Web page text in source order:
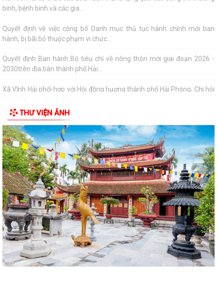
2030trên địa bàn thành phố Hải...
đồng hương Vĩnh Bảo tại thành...
Quyết định về việc công bố thủ tục hành chính đặc thù mới ban hành
lĩnh vực đất đai thuộc phạm vi...
79 năm Ngày Thương binh - Liệt...
Ban chỉ huy quân sự xã Vĩnh Hải tổ chức Hội nghị công bố, trao quyết
định miễn nhiệm, bổ nhiệm Thôn...
Nghị quyết Quy định nội dung chi, mức chi kinh phí bảo đảm cho công
tác xây dựng văn bản quy phạm...
KỲ HỌP THỨ 3 HĐND XÃ VĨNH HẢI KHÓA II, NHIỆM KỲ 2026 - 2031
THÀNH CÔNG TỐT ĐẸP
Công bố danh mục TTHC thuộc lĩnh vực quản lý Sở y tế
Thông báo về việc tiếp công dân; đảm bảo an ninh trật tự phục vụ kỳ
họp thường lệ giữa năm 2026 Hội...
Hội đồng nhân dân xã Vĩnh Hải tổ chức Kỳ họp thứ 3 (kỳ họp thường lệ
giữa năm 2026)
THƯ VIỆN ẢNH